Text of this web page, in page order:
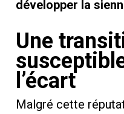
développer la
Une
l’écart
Malgré cette